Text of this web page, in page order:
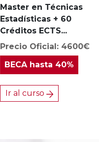
Master en Técnicas
Estadísticas + 60
Créditos ECTS...
Precio Oficial: 4600€
BECAhasta 40%
Ir al curso